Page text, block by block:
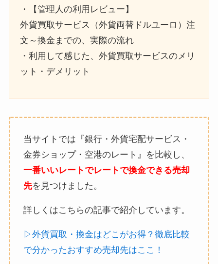
・【管理人の利用レビュー】
外貨買取サービス（外貨両替ドルユーロ）注
文～換金までの、実際の流れ
・利用して感じた、外貨買取サービスのメリ
ット・デメリット
当サイトでは『銀行・外貨宅配サービス・
金券ショップ・空港のレート』を比較し、
一番いいレートでレートで換金できる売却
先を見つけました。
詳しくはこちらの記事で紹介しています。
▷外貨買取・換金はどこがお得？徹底比較
で分かったおすすめ売却先はここ！